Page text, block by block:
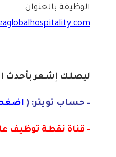
الوظيفة بالعنوان
ليصلك إشعربأحدث
– حساب تويتر: (
– قناة نقطة توظيف